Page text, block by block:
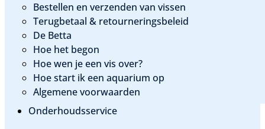
Bestellen en verzenden van vissen
Terugbetaal & retourneringsbeleid
De Betta
Hoe het begon
Hoe wen je een vis over?
Hoe start ik een aquarium op
Algemene voorwaarden
Onderhoudsservice